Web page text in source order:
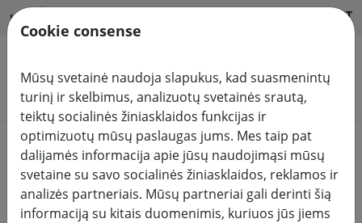
LT HILFE & SUPPORT
Ieškoti produktų
Home Pardavimas%
Cookie consense
Mūsų svetainė naudoja slapukus, kad suasmenintų
turinį ir skelbimus, analizuotų svetainės srautą,
teiktų socialinės žiniasklaidos funkcijas ir
optimizuotų mūsų paslaugas jums. Mes taip pat
dalijamės informacija apie jūsų naudojimąsi mūsų
svetaine su savo socialinės žiniasklaidos, reklamos ir
analizės partneriais. Mūsų partneriai gali derinti šią
informaciją su kitais duomenimis, kuriuos jūs jiems